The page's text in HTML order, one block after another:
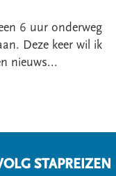
6 uur onderweg
Deze keer wil ik
nieuws...
STAPREIZEN